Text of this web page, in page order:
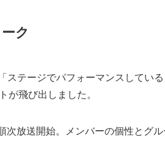
ク
ステージでパフォーマンスしている
飛び出しました。
次放送開始。メンバーの個性とグ